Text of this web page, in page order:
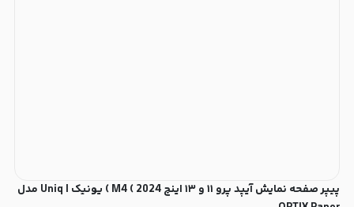
پیپر صفحه نمایش آیپد پرو ۱۱ و ۱۳ اینچ M4 ( 2024 ) یونیک | Uniq مدل